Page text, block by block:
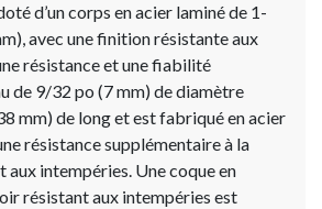
d’un corps en acier laminé de 1-
avec une finition résistante aux
résistance et une fiabilité
de 9/32 po (7 mm) de diamètre
mm) de long et est fabriqué en acier
résistance supplémentaire à la
aux intempéries. Une coque en
résistant aux intempéries est